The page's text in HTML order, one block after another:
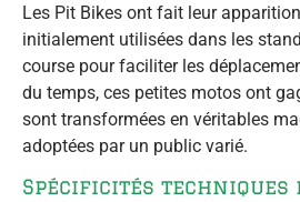
Les Pit Bikes ont fait leur
initialement utilisées dans les
course pour faciliter les
du temps, ces petites motos ont
sont transformées en véritables
adoptées par un public varié.
Spécificités techniques